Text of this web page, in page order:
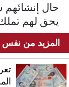
حال
يحق لهم
المزيد من نفس